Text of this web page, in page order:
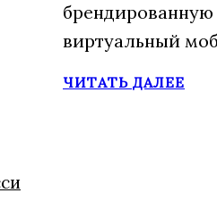
виртуальный
ЧИТАТЬ ДАЛЕЕ